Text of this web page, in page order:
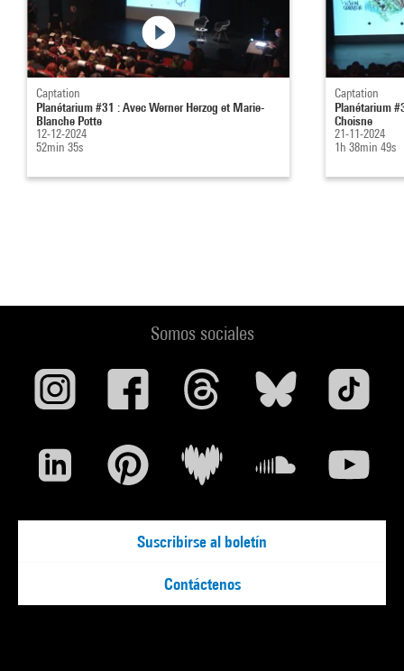
Captation
Planétarium #31 : Avec Werner Herzog et Marie-
Blanche Potte
12-12-2024
52min 35s
Captation
Planétarium
Choisne
21-11-2024
1h 38min 49s
Somos sociales
Suscribirse al boletín
Contáctenos